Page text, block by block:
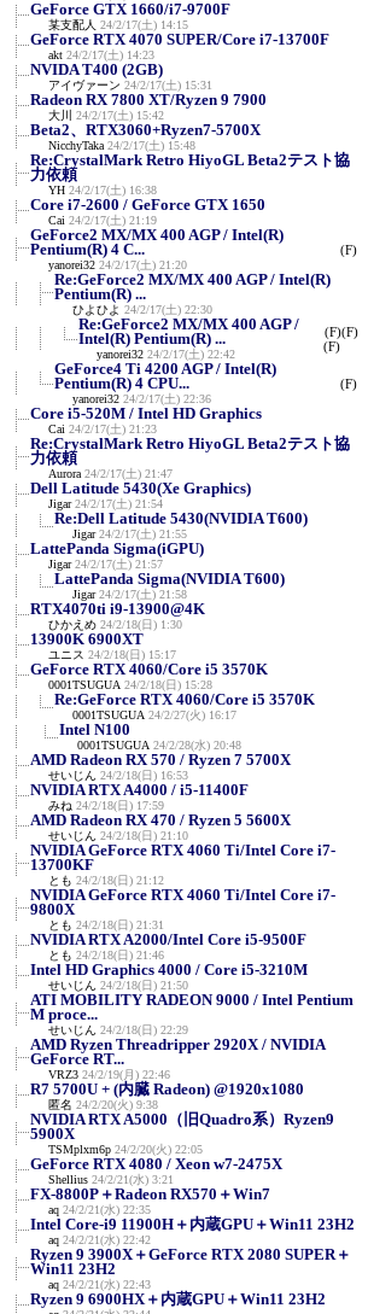
GeForce GTX 1660/i7-9700F
某支配人 24/2/17(土) 14:15
GeForce RTX 4070 SUPER/Core i7-13700F
akt 24/2/17(土) 14:23
NVIDA T400 (2GB)
アイヴァーン 24/2/17(土) 15:31
Radeon RX 7800 XT/Ryzen 9 7900
大川 24/2/17(土) 15:42
Beta2、RTX3060+Ryzen7-5700X
NicchyTaka 24/2/17(土) 15:48
Re:CrystalMark Retro HiyoGL Beta2テスト協
力依頼
YH 24/2/17(土) 16:38
Core i7-2600 / GeForce GTX 1650
Cai 24/2/17(土) 21:19
GeForce2 MX/MX 400 AGP / Intel(R)
Pentium(R) 4 C...
yanorei32 24/2/17(土) 21:20
(F)
Re:GeForce2 MX/MX 400 AGP / Intel(R)
Pentium(R) ...
ひよひよ 24/2/17(土) 22:30
Re:GeForce2 MX/MX 400 AGP /
Intel(R) Pentium(R) ...
yanorei32 24/2/17(土) 22:42
(F)(F)
(F)
GeForce4 Ti 4200 AGP / Intel(R)
Pentium(R) 4 CPU...
yanorei32 24/2/17(土) 22:36
(F)
Core i5-520M / Intel HD Graphics
Cai 24/2/17(土) 21:23
Re:CrystalMark Retro HiyoGL Beta2テスト協
力依頼
Aurora 24/2/17(土) 21:47
Dell Latitude 5430(Xe Graphics)
Jigar 24/2/17(土) 21:54
Re:Dell Latitude 5430(NVIDIA T600)
Jigar 24/2/17(土) 21:55
LattePanda Sigma(iGPU)
Jigar 24/2/17(土) 21:57
LattePanda Sigma(NVIDIA T600)
Jigar 24/2/17(土) 21:58
RTX4070ti i9-13900@4K
ひかえめ 24/2/18(日) 1:30
13900K 6900XT
ユニス 24/2/18(日) 15:17
GeForce RTX 4060/Core i5 3570K
0001TSUGUA 24/2/18(日) 15:28
Re:GeForce RTX 4060/Core i5 3570K
0001TSUGUA 24/2/27(火) 16:17
Intel N100
0001TSUGUA 24/2/28(水) 20:48
AMD Radeon RX 570 / Ryzen 7 5700X
せいじん 24/2/18(日) 16:53
NVIDIA RTX A4000 / i5-11400F
みね 24/2/18(日) 17:59
AMD Radeon RX 470 / Ryzen 5 5600X
せいじん 24/2/18(日) 21:10
NVIDIA GeForce RTX 4060 Ti/Intel Core i7-
13700KF
とも 24/2/18(日) 21:12
NVIDIA GeForce RTX 4060 Ti/Intel Core i7-
9800X
とも 24/2/18(日) 21:31
NVIDIA RTX A2000/Intel Core i5-9500F
とも 24/2/18(日) 21:46
Intel HD Graphics 4000 / Core i5-3210M
せいじん 24/2/18(日) 21:50
ATI MOBILITY RADEON 9000 / Intel Pentium
M proce...
せいじん 24/2/18(日) 22:29
AMD Ryzen Threadripper 2920X / NVIDIA
GeForce RT...
VRZ3 24/2/19(月) 22:46
R7 5700U + (内臓 Radeon) @1920x1080
匿名 24/2/20(火) 9:38
NVIDIA RTX A5000（旧Quadro系）Ryzen9
5900X
TSMplxm6p 24/2/20(火) 22:05
GeForce RTX 4080 / Xeon w7-2475X
Shellius 24/2/21(水) 3:21
FX-8800P＋Radeon RX570＋Win7
aq 24/2/21(水) 22:35
Intel Core-i9 11900H＋内蔵GPU＋Win11 23H2
aq 24/2/21(水) 22:42
Ryzen 9 3900X＋GeForce RTX 2080 SUPER＋
Win11 23H2
aq 24/2/21(水) 22:43
Ryzen 9 6900HX＋内蔵GPU＋Win11 23H2